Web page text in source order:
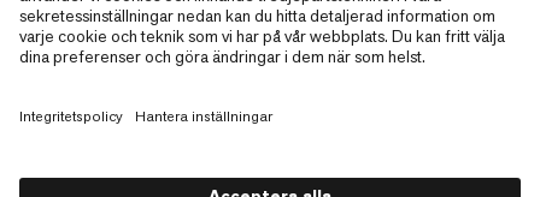
Sitemap
Cookies
Juridisk information